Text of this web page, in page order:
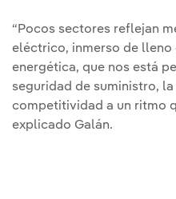
“Pocos sectores reflejan
eléctrico, inmerso de
energética, que nos está
seguridad de suministro,
competitividad a un ritmo
explicado Galán.